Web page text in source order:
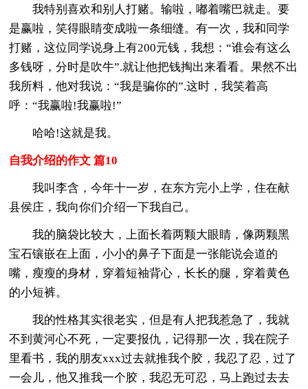
我特别喜欢和别人打赌。输啦，嘟着嘴巴就走。要
是赢啦，笑得眼睛变成啦一条细缝。有一次，我和同学
打赌，这位同学说身上有200元钱，我想：“谁会有这么
多钱呀，分时是吹牛”.就让他把钱掏出来看看。果然不出
我所料，他对我说：“我是骗你的”.这时，我笑着高
呼：“我赢啦!我赢啦!”
哈哈!这就是我。
自我介绍的作文 篇10
我叫李含，今年十一岁，在东方完小上学，住在献
县侯庄，我向你们介绍一下我自己。
我的脑袋比较大，上面长着两颗大眼睛，像两颗黑
宝石镶嵌在上面，小小的鼻子下面是一张能说会道的
嘴，瘦瘦的身材，穿着短袖背心，长长的腿，穿着黄色
的小短裤。
我的性格其实很老实，但是有人把我惹急了，我就
不到黄河心不死，一定要报仇，记得那一次，我在院子
里看书，我的朋友xxx过去就推我个胶，我忍了忍，过了
一会儿，他又推我一个胶，我忍无可忍，马上跑过去去